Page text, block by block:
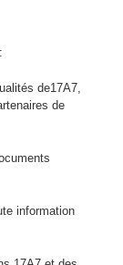
de17A7,
de
information